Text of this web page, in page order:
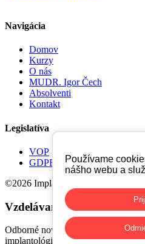
Používame
nášho webu a
Navigácia
Domov
Kurzy
O nás
MUDR. Igor Čech
Absolventi
Kontakt
Legislatíva
VOP
GDPR
©2026 Implant Academy. Všetky
Vzdelávanie, ktoré vás
Odborné novinky, termíny kurzov a
implantológie priamo do vášho e-